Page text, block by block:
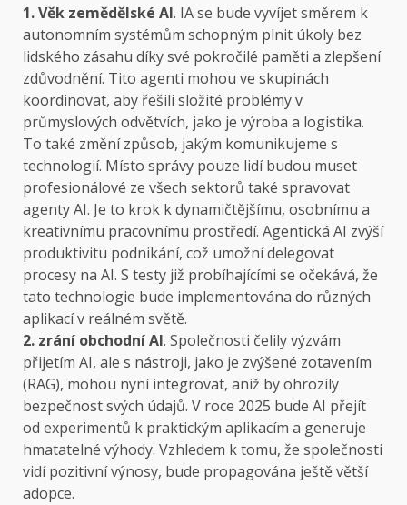
1. Věk zemědělské AI. IA se bude vyvíjet směrem k
autonomním systémům schopným plnit úkoly bez
lidského zásahu díky své pokročilé paměti a zlepšení
zdůvodnění. Tito agenti mohou ve skupinách
koordinovat, aby řešili složité problémy v
průmyslových odvětvích, jako je výroba a logistika.
To také změní způsob, jakým komunikujeme s
technologií. Místo správy pouze lidí budou muset
profesionálové ze všech sektorů také spravovat
agenty AI. Je to krok k dynamičtějšímu, osobnímu a
kreativnímu pracovnímu prostředí. Agentická AI zvýší
produktivitu podnikání, což umožní delegovat
procesy na AI. S testy již probíhajícími se očekává, že
tato technologie bude implementována do různých
aplikací v reálném světě.
2. zrání obchodní AI. Společnosti čelily výzvám
přijetím AI, ale s nástroji, jako je zvýšené zotavením
(RAG), mohou nyní integrovat, aniž by ohrozily
bezpečnost svých údajů. V roce 2025 bude AI přejít
od experimentů k praktickým aplikacím a generuje
hmatatelné výhody. Vzhledem k tomu, že společnosti
vidí pozitivní výnosy, bude propagována ještě větší
adopce.